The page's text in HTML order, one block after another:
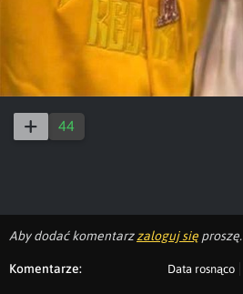
44
Aby dodać komentarzzaloguj się proszę.
Komentarze: Data rosnąco